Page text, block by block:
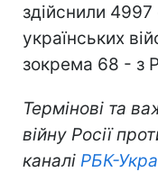
здійснили 4997
українських
зокрема 68 - з
Термінові та
війну Росії
каналі РБК-